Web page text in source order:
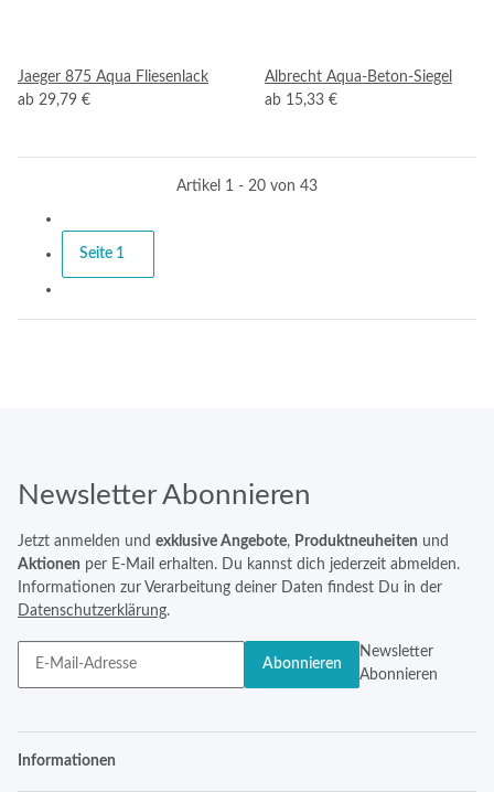
Jaeger 875 Aqua Fliesenlack
ab 29,79 €
Albrecht Aqua-Beton-Siegel
ab 15,33 €
Artikel 1 - 20 von 43
Seite 1
Newsletter Abonnieren
Jetzt anmelden und exklusive Angebote, Produktneuheiten und
Aktionen per E-Mail erhalten. Du kannst dich jederzeit abmelden.
Informationen zur Verarbeitung deiner Daten findest Du in der
Datenschutzerklärung.
Abonnieren
Newsletter
Abonnieren
Informationen